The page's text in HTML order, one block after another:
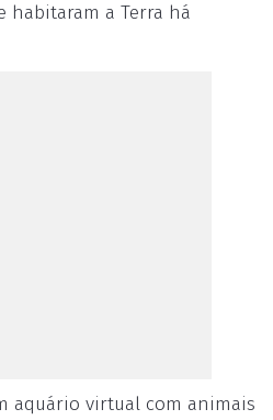
habitaram a Terra há
aquário virtual com animais